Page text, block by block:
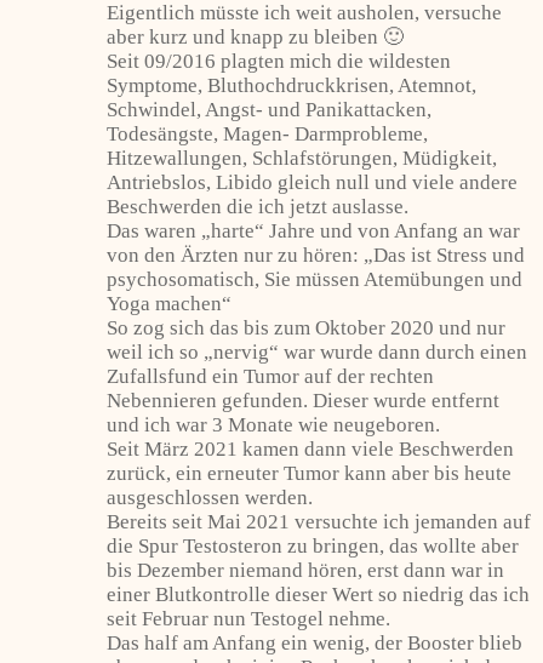
Eigentlich müsste ich weit ausholen, versuche
aber kurz und knapp zu bleiben 🙂
Seit 09/2016 plagten mich die wildesten
Symptome, Bluthochdruckkrisen, Atemnot,
Schwindel, Angst- und Panikattacken,
Todesängste, Magen- Darmprobleme,
Hitzewallungen, Schlafstörungen, Müdigkeit,
Antriebslos, Libido gleich null und viele andere
Beschwerden die ich jetzt auslasse.
Das waren „harte“ Jahre und von Anfang an war
von den Ärzten nur zu hören: „Das ist Stress und
psychosomatisch, Sie müssen Atemübungen und
Yoga machen“
So zog sich das bis zum Oktober 2020 und nur
weil ich so „nervig“ war wurde dann durch einen
Zufallsfund ein Tumor auf der rechten
Nebennieren gefunden. Dieser wurde entfernt
und ich war 3 Monate wie neugeboren.
Seit März 2021 kamen dann viele Beschwerden
zurück, ein erneuter Tumor kann aber bis heute
ausgeschlossen werden.
Bereits seit Mai 2021 versuchte ich jemanden auf
die Spur Testosteron zu bringen, das wollte aber
bis Dezember niemand hören, erst dann war in
einer Blutkontrolle dieser Wert so niedrig das ich
seit Februar nun Testogel nehme.
Das half am Anfang ein wenig, der Booster blieb